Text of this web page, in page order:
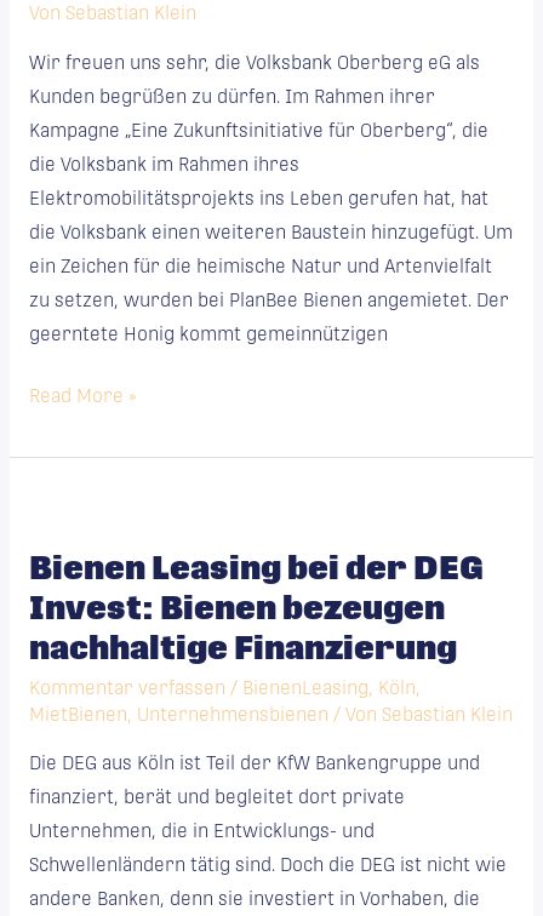
Von Sebastian Klein
Wir freuen uns sehr, die Volksbank Oberberg eG als
Kunden begrüßen zu dürfen. Im Rahmen ihrer
Kampagne „Eine Zukunftsinitiative für Oberberg“, die
die Volksbank im Rahmen ihres
Elektromobilitätsprojekts ins Leben gerufen hat, hat
die Volksbank einen weiteren Baustein hinzugefügt. Um
ein Zeichen für die heimische Natur und Artenvielfalt
zu setzen, wurden bei PlanBee Bienen angemietet. Der
geerntete Honig kommt gemeinnützigen
Read More »
Bienen Leasing bei der DEG
Invest: Bienen bezeugen
nachhaltige Finanzierung
Kommentar verfassen / BienenLeasing, Köln,
MietBienen, Unternehmensbienen / Von Sebastian Klein
Die DEG aus Köln ist Teil der KfW Bankengruppe und
finanziert, berät und begleitet dort private
Unternehmen, die in Entwicklungs- und
Schwellenländern tätig sind. Doch die DEG ist nicht wie
andere Banken, denn sie investiert in Vorhaben, die
bei
der
DEG
Bienen
nachhaltige
Finanzierung